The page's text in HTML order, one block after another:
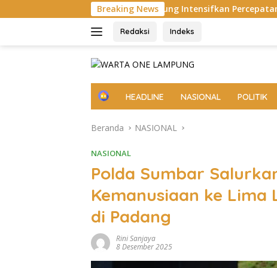
ke
Breaking News
Pemprov Lampung Intensifkan Percepatan Penanggulangan
Redaksi Indeks
H
e
HEADLINE NASIONAL POLITIK
Beranda NASIONAL
NASIONAL
Polda Sumbar
Kemanusiaan ke Lima
di Padang
Rini Sanjaya
8 Desember 2025